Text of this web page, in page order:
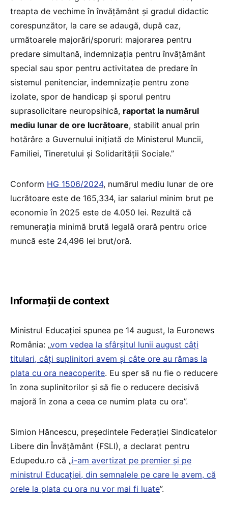
treapta de vechime în învățământ și gradul didactic
corespunzător, la care se adaugă, după caz,
următoarele majorări/sporuri: majorarea pentru
predare simultană, indemnizația pentru învățământ
special sau spor pentru activitatea de predare în
sistemul penitenciar, indemnizație pentru zone
izolate, spor de handicap și sporul pentru
suprasolicitare neuropsihică, raportat la numărul
mediu lunar de ore lucrătoare, stabilit anual prin
hotărâre a Guvernului inițiată de Ministerul Muncii,
Familiei, Tineretului și Solidarității Sociale.”
Conform HG 1506/2024, numărul mediu lunar de ore
lucrătoare este de 165,334, iar salariul minim brut pe
economie în 2025 este de 4.050 lei. Rezultă că
remunerația minimă brută legală orară pentru orice
muncă este 24,496 lei brut/oră.
Informații de context
Ministrul Educației spunea pe 14 august, la Euronews
România: „vom vedea la sfârșitul lunii august câți
titulari, câți suplinitori avem și câte ore au rămas la
plata cu ora neacoperite. Eu sper să nu fie o reducere
în zona suplinitorilor și să fie o reducere decisivă
majoră în zona a ceea ce numim plata cu ora”.
Simion Hăncescu, președintele Federației Sindicatelor
Libere din Învățământ (FSLI), a declarat pentru
Edupedu.ro că „i-am avertizat pe premier și pe
ministrul Educației, din semnalele pe care le avem, că
orele la plata cu ora nu vor mai fi luate”.